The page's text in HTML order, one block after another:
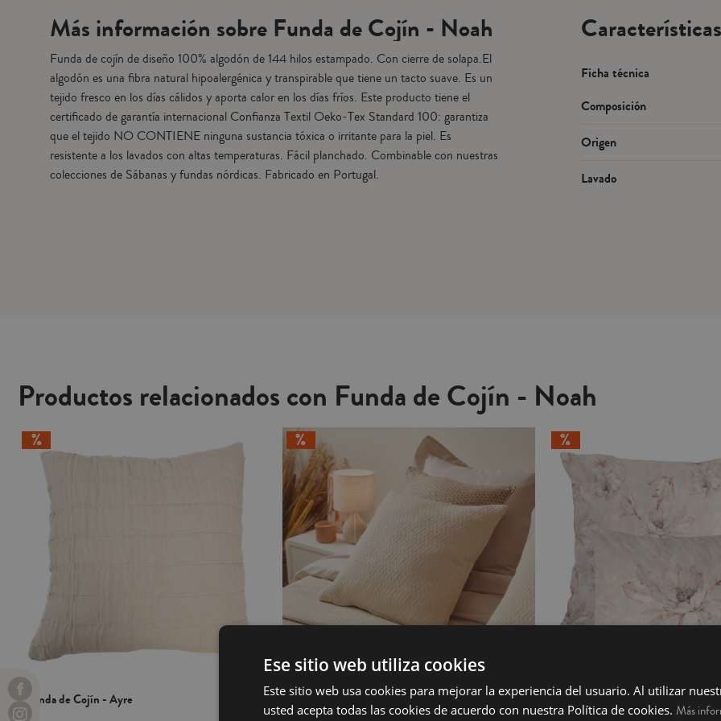
cambios o devoluciones.
Fabricado en España.
Más información sobre Funda de Cojín - Noah
Funda de cojín de diseño 100% algodón de 144 hilos estampado. Con cierre de solapa.El
algodón es una fibra natural hipoalergénica y transpirable que tiene un tacto suave. Es un
tejido fresco en los días cálidos y aporta calor en los días fríos. Este producto tiene el
certificado de garantía internacional Confianza Textil Oeko-Tex Standard 100: garantiza
que el tejido NO CONTIENE ninguna sustancia tóxica o irritante para la piel. Es
resistente a los lavados con altas temperaturas. Fácil planchado. Combinable con nuestras
colecciones de Sábanas y fundas nórdicas. Fabricado en Portugal.
Ficha técnica
Composición
Origen
Lavado
Productos relacionados con Funda de Cojín - Noah
Funda de Cojín - Ayre Funda de Cojín - Ritz Funda de Cojín - Desert
Ese sitio web utiliza cookies
Este sitio web usa cookies para mejorar la experiencia del usuario. Al utilizar
usted acepta todas las cookies de acuerdo con nuestra Política de cookies. Más